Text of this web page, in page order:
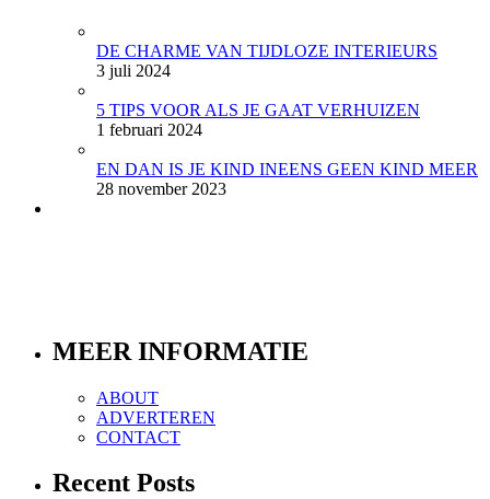
DE CHARME VAN TIJDLOZE INTERIEURS
3 juli 2024
5 TIPS VOOR ALS JE GAAT VERHUIZEN
1 februari 2024
EN DAN IS JE KIND INEENS GEEN KIND MEER
28 november 2023
MEER INFORMATIE
ABOUT
ADVERTEREN
CONTACT
Recent Posts